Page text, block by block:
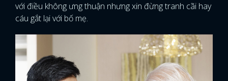
với điều không ưng thuận nhưng xin đừng tranh cãi hay
cáu gắt lại với bố mẹ.